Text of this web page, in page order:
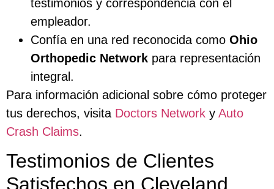
testimonios y correspondencia con el
empleador.
Confía en una red reconocida como Ohio
Orthopedic Network para representación
integral.
Para información adicional sobre cómo proteger
tus derechos, visita Doctors Network y Auto
Crash Claims.
Testimonios de Clientes
Satisfechos en Cleveland